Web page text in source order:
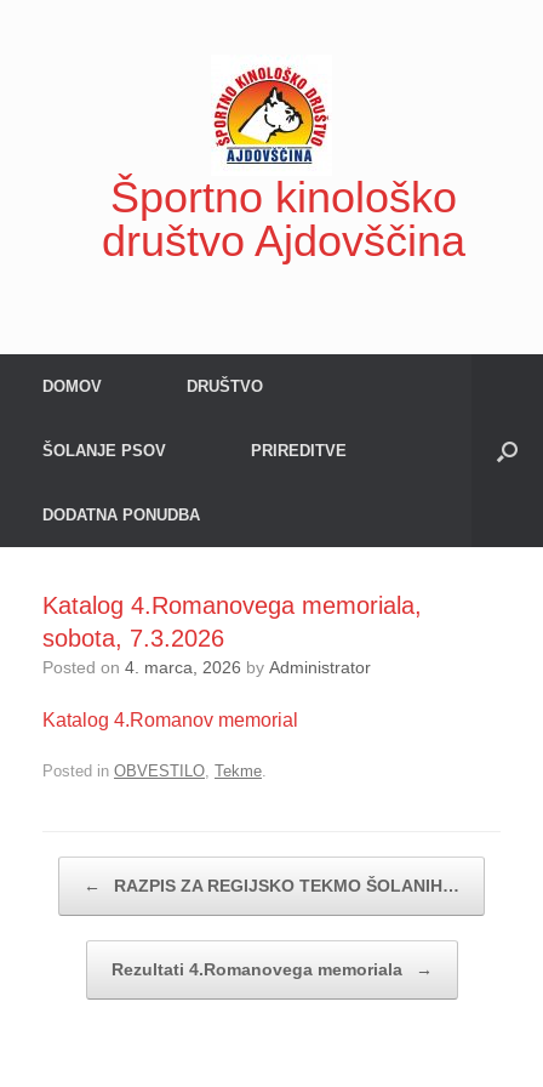
Športno kinološko
društvo Ajdovščina
DOMOV DRUŠTVO
ŠOLANJE PSOV PRIREDITVE
DODATNA PONUDBA
Katalog 4.Romanovega memoriala,
sobota, 7.3.2026
Posted on 4. marca, 2026 by Administrator
Katalog 4.Romanov memorial
Posted in OBVESTILO Tekme
← RAZPIS ZA REGIJSKO TEKMO ŠOLANIH…
Rezultati 4.Romanovega memoriala →